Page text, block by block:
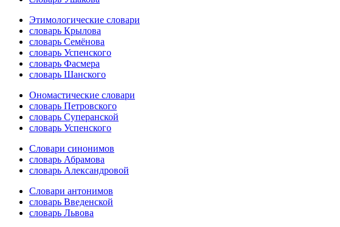
Этимологические словари
словарь Крылова
словарь Семёнова
словарь Успенского
словарь Фасмера
словарь Шанского
Ономастические словари
словарь Петровского
словарь Суперанской
словарь Успенского
Словари синонимов
словарь Абрамова
словарь Александровой
Словари антонимов
словарь Введенской
словарь Львова